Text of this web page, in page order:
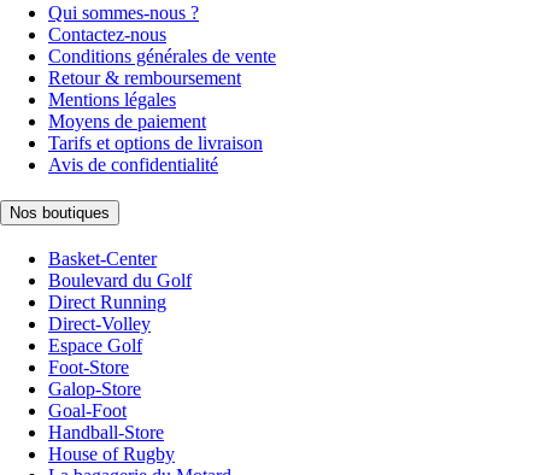
Qui sommes-nous ?
Contactez-nous
Conditions générales de vente
Retour & remboursement
Mentions légales
Moyens de paiement
Tarifs et options de livraison
Avis de confidentialité
Nos boutiques
Basket-Center
Boulevard du Golf
Direct Running
Direct-Volley
Espace Golf
Foot-Store
Galop-Store
Goal-Foot
Handball-Store
House of Rugby